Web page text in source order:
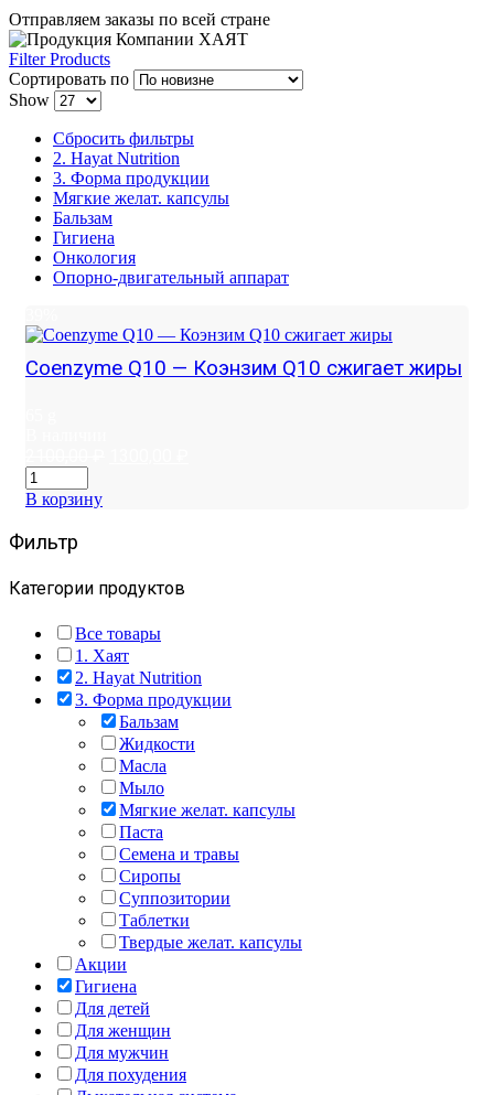
Отправляем заказы по всей стране
Filter Products
Сортировать по
Show
Сбросить фильтры
2. Hayat Nutrition
3. Форма продукции
Мягкие желат. капсулы
Бальзам
Гигиена
Онкология
Опорно-двигательный аппарат
Coenzyme Q10 — Коэнзим Q10 сжигает жиры
В корзину
Фильтр
Категории продуктов
Все товары
1. Хаят
2. Hayat Nutrition
3. Форма продукции
Бальзам
Жидкости
Масла
Мыло
Мягкие желат. капсулы
Паста
Семена и травы
Сиропы
Суппозитории
Таблетки
Твердые желат. капсулы
Акции
Гигиена
Для детей
Для женщин
Для мужчин
Для похудения